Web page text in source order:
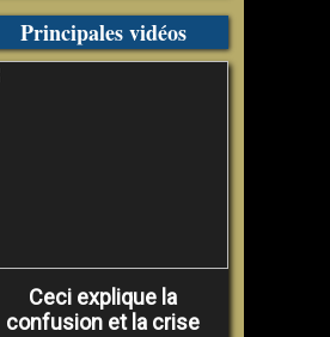
Principales vidéos
Ceci explique la
confusion et la crise